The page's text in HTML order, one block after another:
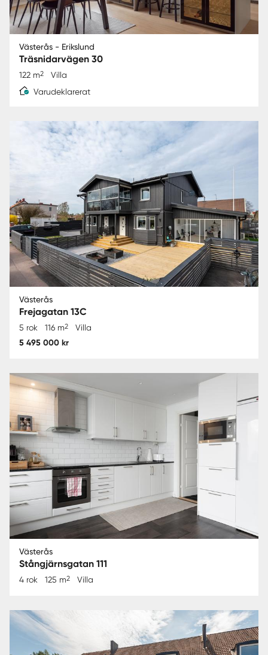
Västerås - Erikslund
Träsnidarvägen 30
122 m2
Villa
Varudeklarerat
Västerås
Frejagatan 13C
5 rok 116 m2 Villa
5 495 000 kr
Västerås
Stångjärnsgatan 111
4 rok 125 m2 Villa